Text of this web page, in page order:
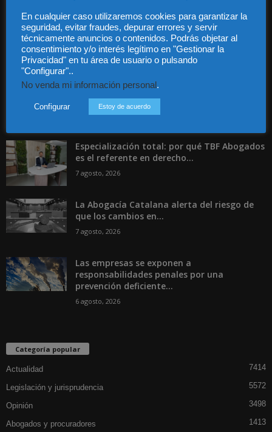
Contáctanos:info@diariojuridico.com
Especialización total: por qué TBF Abogados
es el referente en derecho...
7 agosto, 2026
La Abogacía Catalana alerta del riesgo de
que los cambios en...
7 agosto, 2026
Las empresas se exponen a
responsabilidades penales por una
prevención deficiente...
6 agosto, 2026
Categoría popular
Actualidad 7414
Legislación y jurisprudencia 5572
Opinión 3498
Abogados y procuradores 1413
En cualquier caso utilizaremos cookies para garantizar la
seguridad, evitar fraudes, depurar errores y servir
técnicamente anuncios o contenidos. Podrás objetar al
consentimiento y/o interés legítimo en "Gestionar la
Privacidad" en tu área de usuario o pulsando
"Configurar"..
No venda mi información personal .
Configurar Estoy de acuerdo